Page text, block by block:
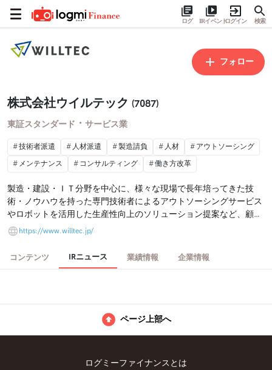
ログ IRイベントログイン 検索
フォロー
株式会社ウイルテック (7087)
東証スタンダード ・ サービス業
技術者派遣 人材派遣 製造請負 人材
アウトソーシング
メンテナンス
コンサルティング 働き方改革
製造・建設・ＩＴ分野を中心に、様々な現場で長年培ってきた技
術・ノウハウを持った専門技術者によるアウトソーシングサービス
やロボットを活用した生産性向上のソリューション提案など、顧客
の「新たな価値創造」を支援しています。
https://www.willtec.jp/
コンテンツ IRニュース 業績情報 企業情報
ページ上部へ
ログミーファイナンスとは